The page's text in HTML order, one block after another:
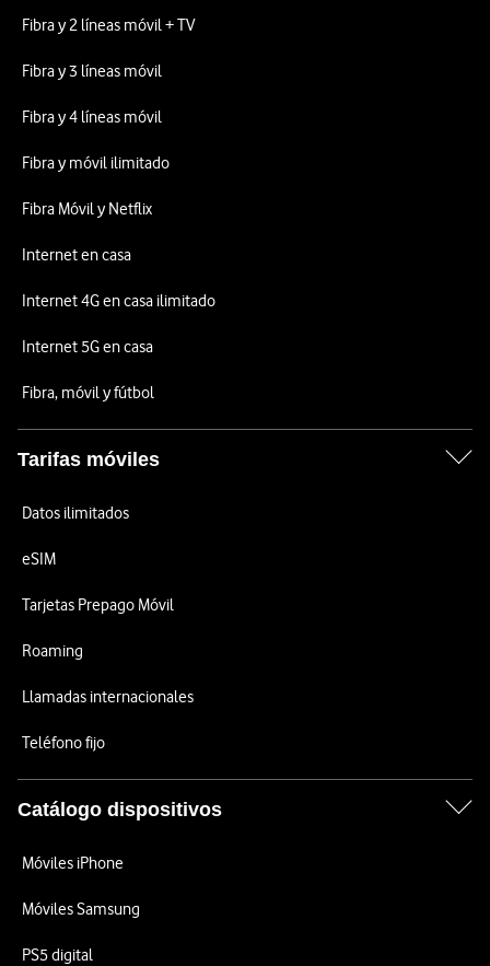
Fibra y 2 líneas móvil + TV
Fibra y 3 líneas móvil
Fibra y 4 líneas móvil
Fibra y móvil ilimitado
Fibra Móvil y Netflix
Internet en casa
Internet 4G en casa ilimitado
Internet 5G en casa
Fibra, móvil y fútbol
Tarifas móviles
Datos ilimitados
eSIM
Tarjetas Prepago Móvil
Roaming
Llamadas internacionales
Teléfono fijo
Catálogo dispositivos
Móviles iPhone
Móviles Samsung
PS5 digital